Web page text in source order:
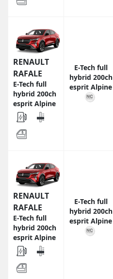
RENAULT
RAFALE
E-Tech full
hybrid 200ch
esprit Alpine
E-Tech full
hybrid 200ch
esprit Alpine
RENAULT
RAFALE
E-Tech full
hybrid 200ch
esprit Alpine
E-Tech full
hybrid 200ch
esprit Alpine